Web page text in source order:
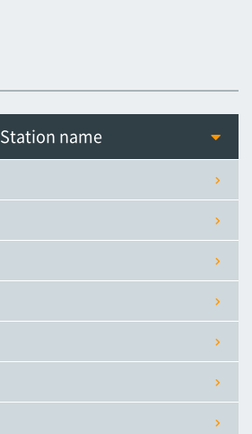
Asato
Asahibashi
Prefectural Office
Miebashi
Omoromachi
Station name